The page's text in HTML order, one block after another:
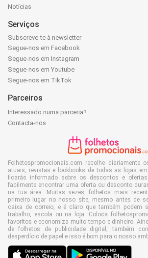
Notícias
Serviços
Subscreve-te à newsletter
Segue-nos em Facebook
Segue-nos em Instagram
Segue-nos em Youtube
Segue-nos em TikTok
Parceiros
Interessado numa parceria?
Contacta-nos
Folhetospromocionais.com recolhe diariamente
atuais, revistas e lookbooks de todas as lojas
ficarás informado sobre os descontos e
facilmente encontrar uma oferta ou desconto
na tua área. Muitas vezes, folhetos mais
primeiro lugar no nosso site, mesmo antes de
caixa de correio, e é claro que também podem
trabalho, escola ou na loja. Coloca
favoritos e economiza muito tempo e dinheiro.
de folhetos de publicidade digital, também
desperdício de papel e isso é bom para o nosso